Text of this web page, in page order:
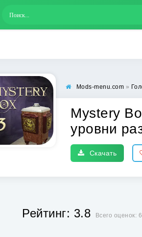
Mods-menu.com »
Mystery
уровни
Скачать
Рейтинг: 3.8 Всего оценок: